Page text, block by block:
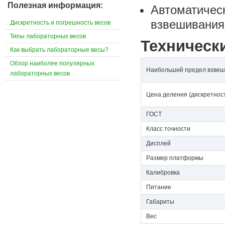
Наибольший предел
Цена деления
ГОСТ
Класс точности
Дисплей
Размер платформы
Калибровка
Питание
Габариты
Вес
Полезная информация:
Дискретность и погрешность весов
Типы лабораторных весов
Как выбрать лабораторные весы?
Обзор наиболее популярных
лабораторных весов